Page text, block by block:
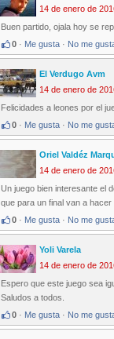
14 de enero de
Buen partido, ojala hoy se
0 · Me gusta · No me
El Verdugo Avm
14 de enero de
Felicidades a leones por el
0 · Me gusta · No me
Oriel Valdéz
14 de enero de
Un juego bien interesante el
que para un final van a hacer
0 · Me gusta · No me
Yoli Varela
14 de enero de
Espero que este juego sea
Saludos a todos.
0 · Me gusta · No me